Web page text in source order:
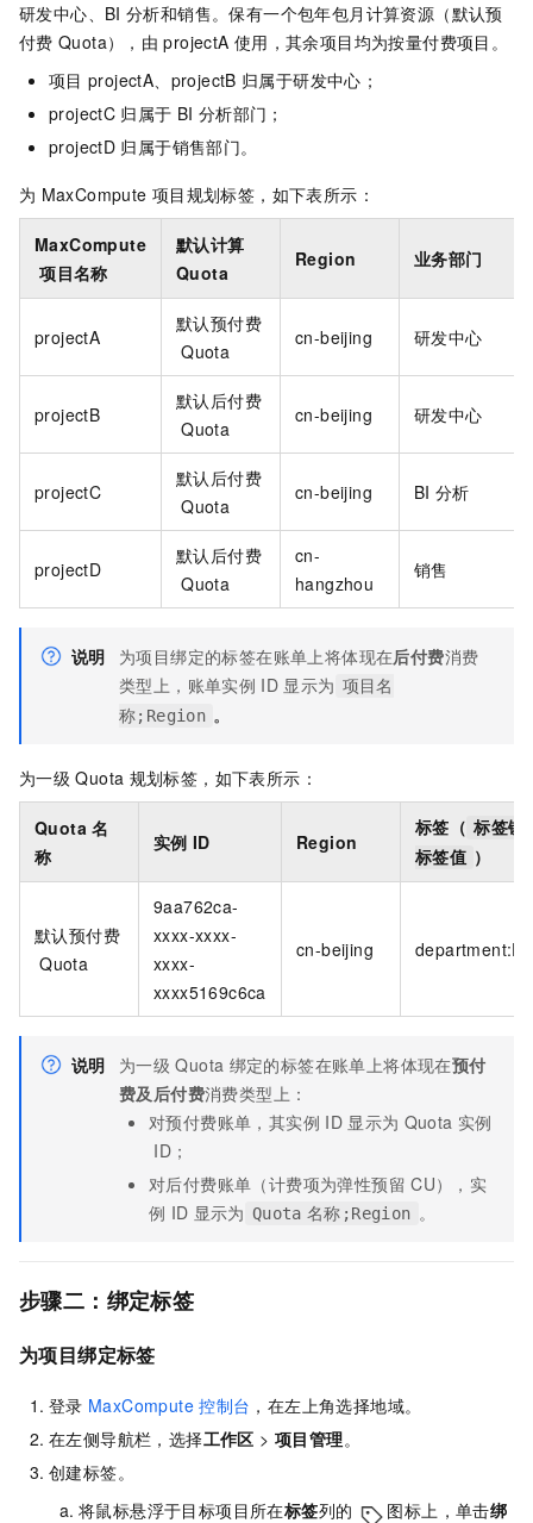
研发中心、BI 分析和销售。保有一个包年包月计算资源（默认预
付费 Quota），由 projectA 使用，其余项目均为按量付费项目。
项目 projectA、projectB 归属于研发中心；
projectC 归属于 BI 分析部门；
projectD 归属于销售部门。
为 MaxCompute 项目规划标签，如下表所示：
MaxCompute
项目名称
默认计算
Quota
Region 业务部门
projectA
默认预付费
Quota
cn-beijing 研发中心
projectB
默认后付费
Quota
cn-beijing 研发中心
projectC
默认后付费
Quota
cn-beijing BI 分析
projectD
默认后付费
Quota
cn-
hangzhou
销售
说明 为项目绑定的标签在账单上将体现在后付费消费
类型上，账单实例 ID 显示为 项目名
称;Region 。
为一级 Quota 规划标签，如下表所示：
Quota 名
称
实例 ID Region
标签（ 标签键
标签值 ）
默认预付费
Quota
9aa762ca-
xxxx-xxxx-
xxxx-
xxxx5169c6ca
cn-beijing
说明 为一级 Quota 绑定的标签在账单上将体现在预付
费及后付费消费类型上：
对预付费账单，其实例 ID 显示为 Quota 实例
ID；
对后付费账单（计费项为弹性预留 CU），实
例 ID 显示为 Quota 名称;Region 。
步骤二：绑定标签
为项目绑定标签
登录 MaxCompute 控制台 ，在左上角选择地域。
在左侧导航栏，选择工作区 >项目管理。
创建标签。
将鼠标悬浮于目标项目所在标签列的 图标上，单击绑